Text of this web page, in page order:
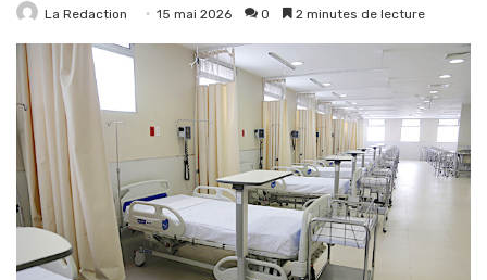
La Redaction 15 mai 2026 0 2 minutes de lecture